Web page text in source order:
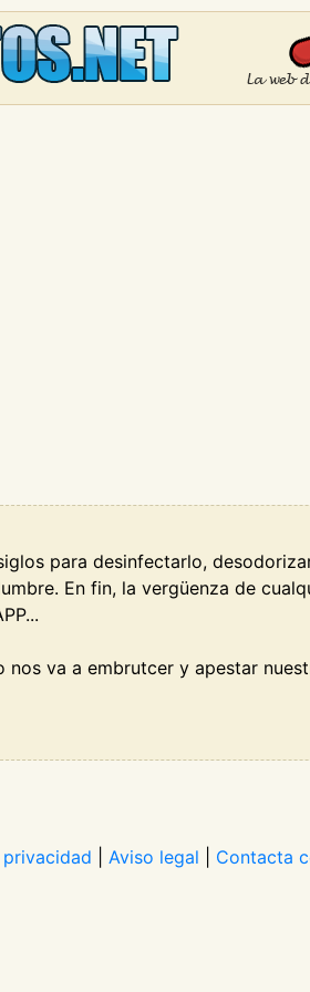
para desinfectarlo,
En fin, la vergüenza de
va a embrutcer y apestar
Aviso legal Contacta